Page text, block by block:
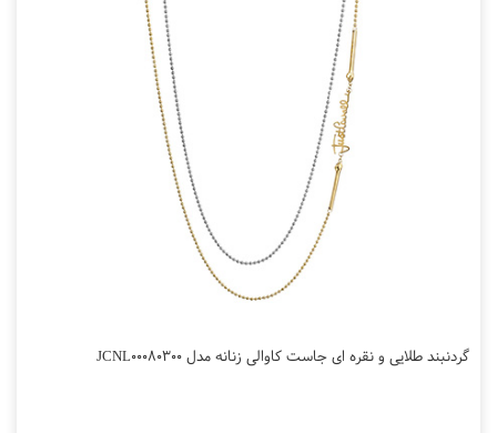
گردنبند طلایی و نقره ای جاست کاوالی زنانه مدل JCNL00080300